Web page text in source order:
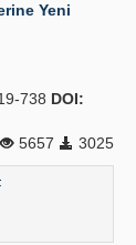
Yeni
738 DOI:
5657
3025